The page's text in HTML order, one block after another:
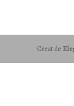
Creat de